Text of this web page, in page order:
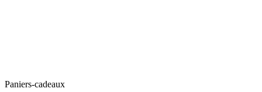
Paniers-cadeaux